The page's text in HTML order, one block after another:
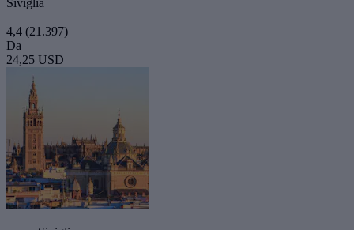
4,4 (21.397)
Da
24,25 USD